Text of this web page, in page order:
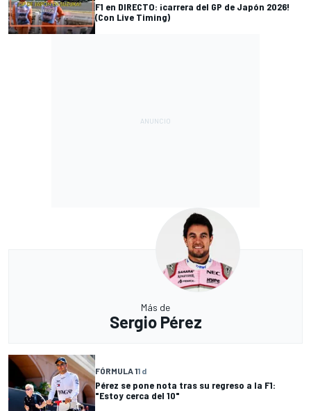
F1 en DIRECTO: ¡carrera del GP de Japón 2026!
(Con Live Timing)
Más de
Sergio Pérez
FÓRMULA 11 d
Pérez se pone nota tras su regreso a la F1:
"Estoy cerca del 10"